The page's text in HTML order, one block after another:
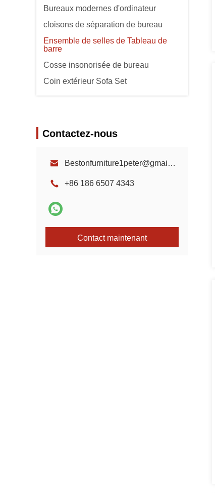
Bureaux modernes d'ordinateur
cloisons de séparation de bureau
Ensemble de selles de Tableau de
barre
Cosse insonorisée de bureau
Coin extérieur Sofa Set
Contactez-nous
Bestonfurniture1peter@gmail.com
+86 186 6507 4343
Contact maintenant